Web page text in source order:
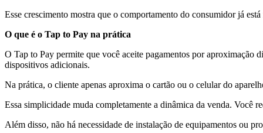
Esse crescimento mostra que o comportamento do consumidor já
O que é o Tap to Pay na prática
O Tap to Pay permite que você aceite pagamentos por aproximação
dispositivos adicionais.
Na prática, o cliente apenas aproxima o cartão ou o celular do
Essa simplicidade muda completamente a dinâmica da venda. Você
Além disso, não há necessidade de instalação de equipamentos ou